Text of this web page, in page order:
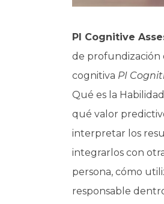
PI Cognitive
de profundización
cognitiva PI
Qué es la
qué valor
interpretar los
integrarlos con
persona, cómo
responsable